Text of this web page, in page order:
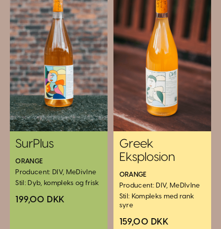
SurPlus
ORANGE
Producent: DIV, MeDivIne
Stil: Dyb, kompleks og frisk
199,00 DKK
Greek
Eksplosion
ORANGE
Producent: DIV, MeDIvIne
Stil: Kompleks med rank
syre
159,00 DKK